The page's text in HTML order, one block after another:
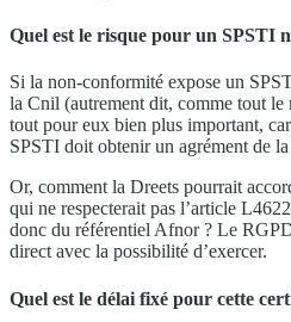
Quel est le risque pour un SPSTI
Si la non-conformité expose un
la Cnil (autrement dit, comme tout le
tout pour eux bien plus important,
SPSTI doit obtenir un agrément de
Or, comment la Dreets pourrait
qui ne respecterait pas l’article
donc du référentiel Afnor ? Le
direct avec la possibilité d’exercer.
Quel est le délai fixé pour cette